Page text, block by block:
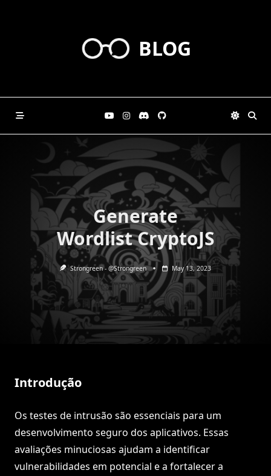
BLOG
Generate
Wordlist CryptoJS
Strongreen - @Strongreen May 13, 2023
Introdução
Os testes de intrusão são essenciais para um
desenvolvimento seguro dos aplicativos. Essas
avaliações minuciosas ajudam a identificar
vulnerabilidades em potencial e a fortalecer a